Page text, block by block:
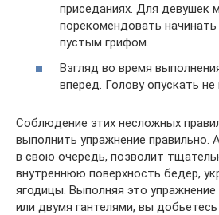
приседаниях. Для девушек
порекомендовать начинать
пустым грифом.
Взгляд во время
вперед. Голову опускать не
Соблюдение этих несложных
выполнить упражнение правильно.
в свою очередь, позволит
внутреннюю поверхность бедер,
ягодицы. Выполняя это
или двумя гантелями, вы